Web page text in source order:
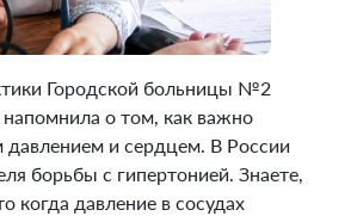
Городской больницы №2
о том, как важно
давлением и сердцем. В России
борьбы с гипертонией. Знаете,
когда давление в сосудах